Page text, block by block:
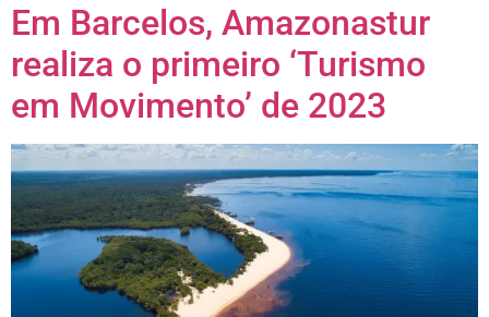
Em Barcelos, Amazonastur
realiza o primeiro ‘Turismo
em Movimento’ de 2023